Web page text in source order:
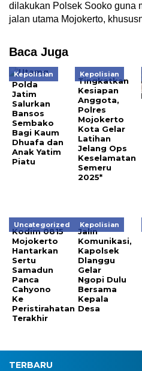
dilakukan Polsek Sooko guna
jalan utama Mojokerto,
Baca Juga
Kepolisian
Polda
Jatim
Salurkan
Bansos
Sembako
Bagi Kaum
Dhuafa dan
Anak Yatim
Piatu
Kepolisian
Tingkatkan
Kesiapan
Anggota,
Polres
Mojokerto
Kota Gelar
Latihan
Jelang Ops
Keselamatan
Semeru
2025*
Uncategorized
Kodim 0815
Mojokerto
Hantarkan
Sertu
Samadun
Panca
Cahyono
Ke
Peristirahatan
Terakhir
Kepolisian
Jalin
Komunikasi,
Kapolsek
Dlanggu
Gelar
Ngopi Dulu
Bersama
Kepala
Desa
TERBARU